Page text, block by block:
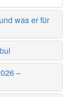
was er für
–